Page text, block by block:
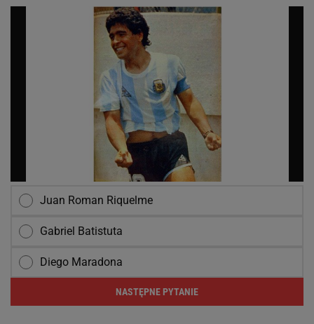
Juan Roman Riquelme
Gabriel Batistuta
Diego Maradona
NASTĘPNE PYTANIE